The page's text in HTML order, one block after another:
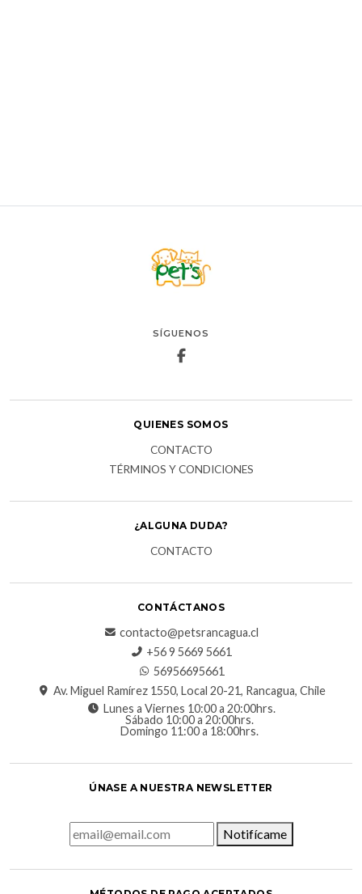
SÍGUENOS
QUIENES SOMOS
CONTACTO
TÉRMINOS Y CONDICIONES
¿ALGUNA DUDA?
CONTACTO
CONTÁCTANOS
contacto@petsrancagua.cl
‪+56 9 5669 5661‬
56956695661‬
Av. Miguel Ramírez 1550, Local 20-21, Rancagua, Chile
Lunes a Viernes 10:00 a 20:00hrs.
Sábado 10:00 a 20:00hrs.
Domingo 11:00 a 18:00hrs.
ÚNASE A NUESTRA NEWSLETTER
Notifícame